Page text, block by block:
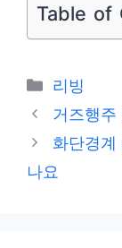
Table of
카
테
리
리빙
거즈행주
화단경계
나요